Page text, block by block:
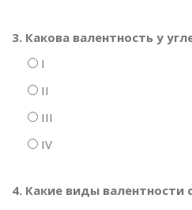
3. Какова валентность у
I
II
III
IV
4. Какие виды валентности